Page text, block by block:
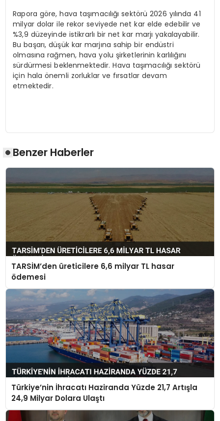
Rapora göre, hava taşımacılığı sektörü 2026 yılında 41
milyar dolar ile rekor seviyede net kar elde edebilir ve
%3,9 düzeyinde istikrarlı bir net kar marjı yakalayabilir.
Bu başarı, düşük kar marjına sahip bir endüstri
olmasına rağmen, hava yolu şirketlerinin karlılığını
sürdürmesi beklenmektedir. Hava taşımacılığı sektörü
için hala önemli zorluklar ve fırsatlar devam
etmektedir.
Benzer Haberler
TARSİM’den üreticilere 6,6 milyar TL hasar
ödemesi
Türkiye’nin İhracatı Haziranda Yüzde 21,7 Artışla
24,9 Milyar Dolara Ulaştı